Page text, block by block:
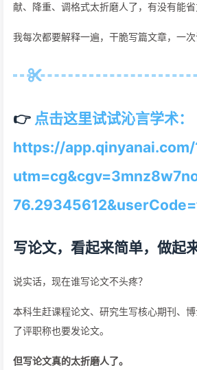
献、降重、调格式太折磨人了，有没有能
我每次都要解释一遍，干脆写篇文章，一次
👉 点击这里试试沁言学术：
https://app.qinyanai.com/
写论文，看起来简单，做起
说实话，现在谁写论文不头疼？
本科生赶课程论文、研究生写核心期刊、
了评职称也要发论文。
但写论文真的太折磨人了。